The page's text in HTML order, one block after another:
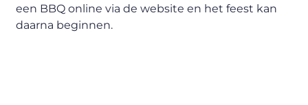
een BBQ online via de website en het feest kan
daarna beginnen.